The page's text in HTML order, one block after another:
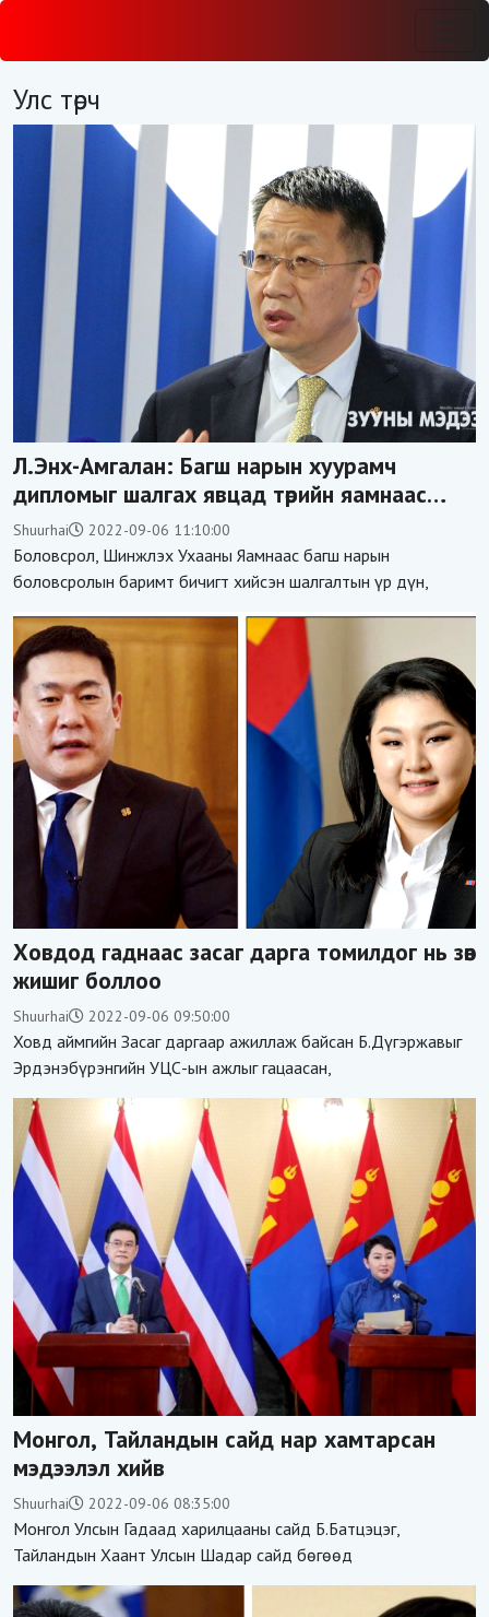
Улс төрч
Л.Энх-Амгалан: Багш нарын хуурамч
дипломыг шалгах явцад төрийн яамнаас
бичиг баримт, компьютерын хард
алдагдсан
Shuurhai 2022-09-06 11:10:00
Боловсрол, Шинжлэх Ухааны Яамнаас багш нарын
боловсролын баримт бичигт хийсэн шалгалтын үр дүн,
Ховдод гаднаас засаг дарга томилдог нь зөв
жишиг боллоо
Shuurhai 2022-09-06 09:50:00
Ховд аймгийн Засаг даргаар ажиллаж байсан Б.Дүгэржавыг
Эрдэнэбүрэнгийн УЦС-ын ажлыг гацаасан,
Монгол, Тайландын сайд нар хамтарсан
мэдээлэл хийв
Shuurhai 2022-09-06 08:35:00
Монгол Улсын Гадаад харилцааны сайд Б.Батцэцэг,
Тайландын Хаант Улсын Шадар сайд бөгөөд